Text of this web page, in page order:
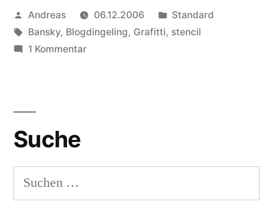
Veröffentlicht
von
Andreas 06.12.2006
Veröffentlicht
in
Standard
Schlagwörter:
Bansky, Blogdingeling, Grafitti, stencil
1 Kommentarzu
Suche
Suchen
nach: